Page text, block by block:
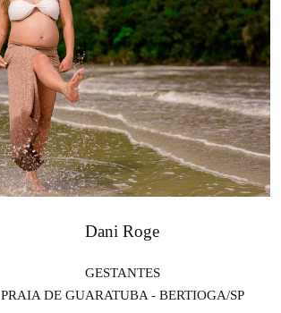
Dani Roge
GESTANTES
PRAIA DE GUARATUBA - BERTIOGA/SP